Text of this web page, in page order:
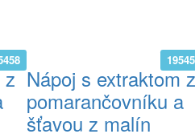
z Nápoj s extraktom z
pomarančovníku a
šťavou z malín